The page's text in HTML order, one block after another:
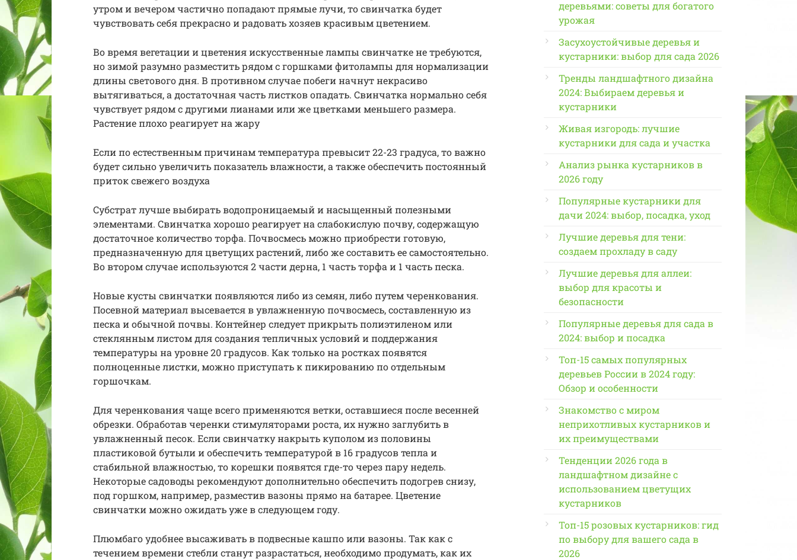
утром и вечером частично попадают прямые лучи, то свинчатка будет
чувствовать себя прекрасно и радовать хозяев красивым цветением.
Во время вегетации и цветения искусственные лампы свинчатке не требуются,
но зимой разумно разместить рядом с горшками фитолампы для нормализации
длины светового дня. В противном случае побеги начнут некрасиво
вытягиваться, а достаточная часть листков опадать. Свинчатка нормально себя
чувствует рядом с другими лианами или же цветками меньшего размера.
Растение плохо реагирует на жару
Если по естественным причинам температура превысит 22-23 градуса, то важно
будет сильно увеличить показатель влажности, а также обеспечить постоянный
приток свежего воздуха
Субстрат лучше выбирать водопроницаемый и насыщенный полезными
элементами. Свинчатка хорошо реагирует на слабокислую почву, содержащую
достаточное количество торфа. Почвосмесь можно приобрести готовую,
предназначенную для цветущих растений, либо же составить ее самостоятельно.
Во втором случае используются 2 части дерна, 1 часть торфа и 1 часть песка.
Новые кусты свинчатки появляются либо из семян, либо путем черенкования.
Посевной материал высевается в увлажненную почвосмесь, составленную из
песка и обычной почвы. Контейнер следует прикрыть полиэтиленом или
стеклянным листом для создания тепличных условий и поддержания
температуры на уровне 20 градусов. Как только на ростках появятся
полноценные листки, можно приступать к пикированию по отдельным
горшочкам.
Для черенкования чаще всего применяются ветки, оставшиеся после весенней
обрезки. Обработав черенки стимуляторами роста, их нужно заглубить в
увлажненный песок. Если свинчатку накрыть куполом из половины
пластиковой бутыли и обеспечить температурой в 16 градусов тепла и
стабильной влажностью, то корешки появятся где-то через пару недель.
Некоторые садоводы рекомендуют дополнительно обеспечить подогрев снизу,
под горшком, например, разместив вазоны прямо на батарее. Цветение
свинчатки можно ожидать уже в следующем году.
Плюмбаго удобнее высаживать в подвесные кашпо или вазоны. Так как с
течением времени стебли станут разрастаться, необходимо продумать, как их
деревьями: советы для богатого
урожая
Засухоустойчивые деревья и
кустарники: выбор для сада 2026
Тренды ландшафтного дизайна
2024: Выбираем деревья и
кустарники
Живая изгородь: лучшие
кустарники для сада и участка
Анализ рынка кустарников в
2026 году
Популярные кустарники для
дачи 2024: выбор, посадка, уход
Лучшие деревья для тени:
создаем прохладу в саду
Лучшие деревья для аллеи:
выбор для красоты и
безопасности
Популярные деревья для сада в
2024: выбор и посадка
Топ-15 самых популярных
деревьев России в 2024 году:
Обзор и особенности
Знакомство с миром
неприхотливых кустарников и
их преимуществами
Тенденции 2026 года в
ландшафтном дизайне с
использованием цветущих
кустарников
Топ-15 розовых кустарников: гид
по выбору для вашего сада в
2026